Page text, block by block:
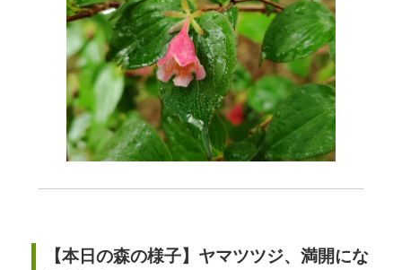
【本日の森の様子】ヤマツツジ、満開にな